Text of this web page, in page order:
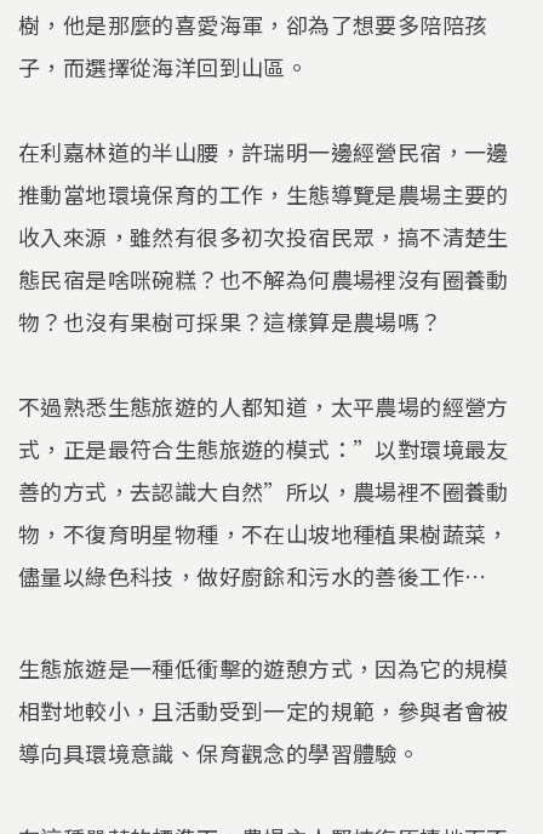
樹，他是那麼的喜愛海軍，卻為了想要多陪陪孩
子，而選擇從海洋回到山區。
在利嘉林道的半山腰，許瑞明一邊經營民宿，一邊
推動當地環境保育的工作，生態導覽是農場主要的
收入來源，雖然有很多初次投宿民眾，搞不清楚生
態民宿是啥咪碗糕？也不解為何農場裡沒有圈養動
物？也沒有果樹可採果？這樣算是農場嗎？
不過熟悉生態旅遊的人都知道，太平農場的經營方
式，正是最符合生態旅遊的模式：”以對環境最友
善的方式，去認識大自然”所以，農場裡不圈養動
物，不復育明星物種，不在山坡地種植果樹蔬菜，
儘量以綠色科技，做好廚餘和污水的善後工作…
生態旅遊是一種低衝擊的遊憩方式，因為它的規模
相對地較小，且活動受到一定的規範，參與者會被
導向具環境意識、保育觀念的學習體驗。